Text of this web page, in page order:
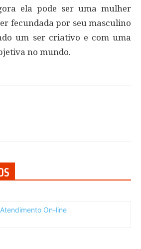
ela pode ser uma mulher
fecundada por seu masculino
um ser criativo e com uma
no mundo.